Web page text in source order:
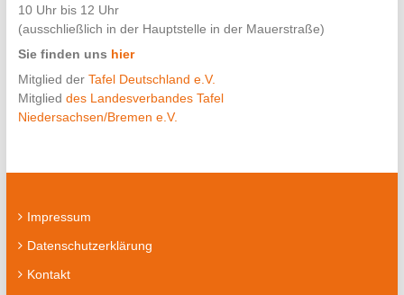
10 Uhr bis 12 Uhr
(ausschließlich in der Hauptstelle in der Mauerstraße)
Sie finden uns hier
Mitglied der Tafel Deutschland e.V.
Mitglied des Landesverbandes Tafel
Niedersachsen/Bremen e.V.
Impressum
Datenschutzerklärung
Kontakt